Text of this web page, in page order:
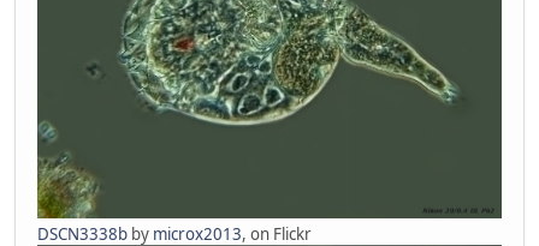
DSCN3338b by microx2013, on Flickr